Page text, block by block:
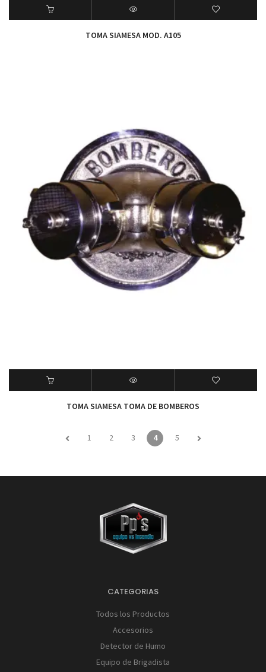
TOMA SIAMESA MOD. A105
TOMA SIAMESA TOMA DE BOMBEROS
1 2 3 4 5
CATEGORIAS
Todos los Productos
Accesorios
Detector de Humo
Equipo de Brigadista